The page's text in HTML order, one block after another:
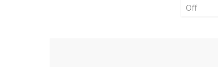
Off